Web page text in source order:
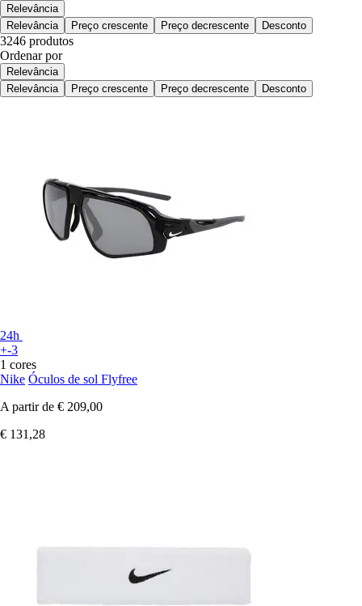
Relevância
Relevância
Preço crescente Preço decrescente Desconto
3246 produtos
Ordenar por
Relevância
Relevância
Preço crescente Preço decrescente Desconto
24h
+-3
1 cores
Nike Óculos de sol Flyfree
A partir de € 209,00
€ 131,28